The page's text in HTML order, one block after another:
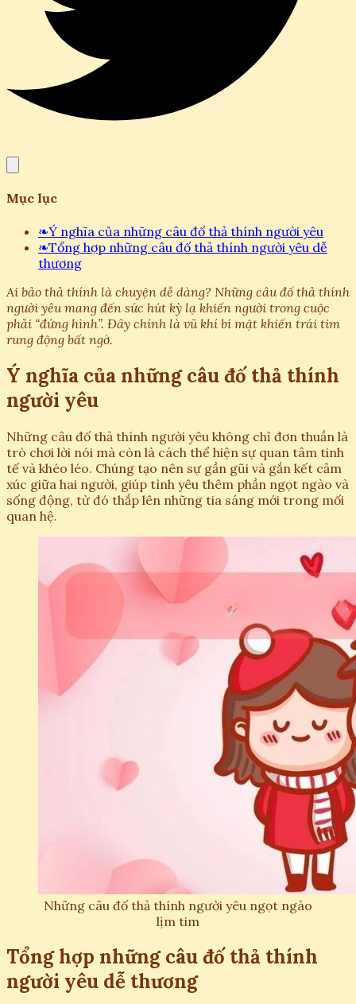
Mục lục
❧Ý nghĩa của những câu đố thả thính người yêu
❧Tổng hợp những câu đố thả thính người yêu dễ
thương
Ai bảo thả thính là chuyện dễ dàng? Những câu đố thả thính
người yêu mang đến sức hút kỳ lạ khiến người trong cuộc
phải “đứng hình”. Đây chính là vũ khí bí mật khiến trái tim
rung động bất ngờ.
Ý nghĩa của những câu đố thả thính
người yêu
Những câu đố thả thính người yêu không chỉ đơn thuần là
trò chơi lời nói mà còn là cách thể hiện sự quan tâm tinh
tế và khéo léo. Chúng tạo nên sự gần gũi và gắn kết cảm
xúc giữa hai người, giúp tình yêu thêm phần ngọt ngào và
sống động, từ đó thắp lên những tia sáng mới trong mối
quan hệ.
Những câu đố thả thính người yêu ngọt ngào
lịm tim
Tổng hợp những câu đố thả thính
người yêu dễ thương